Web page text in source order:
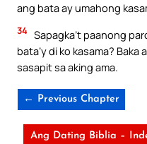
ang bata ay umahong
34 Sapagka’t paanong
bata’y di ko kasama?
sasapit sa aking ama.
← Previous Chapter
Ang Dating Biblia –